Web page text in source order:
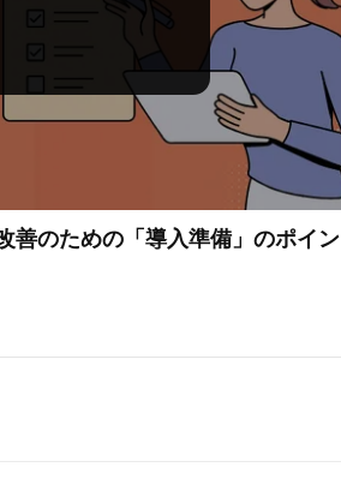
善のための「導入準備」のポイン